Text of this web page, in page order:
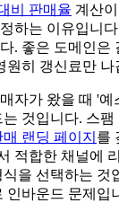
비 판매율 계산
하는 이유입니
. 좋은 도메인은
원히 갱신료만 나
자가 왔을 때 '예
것입니다. 스팸
매 랜딩 페이지 를
적합한 채널에
을 선택하는 것
인바운드 문제입